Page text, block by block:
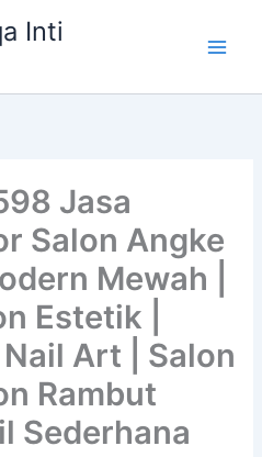
Inti
Jasa
Salon Angke
Mewah |
Estetik |
Art | Salon
Rambut
Sederhana